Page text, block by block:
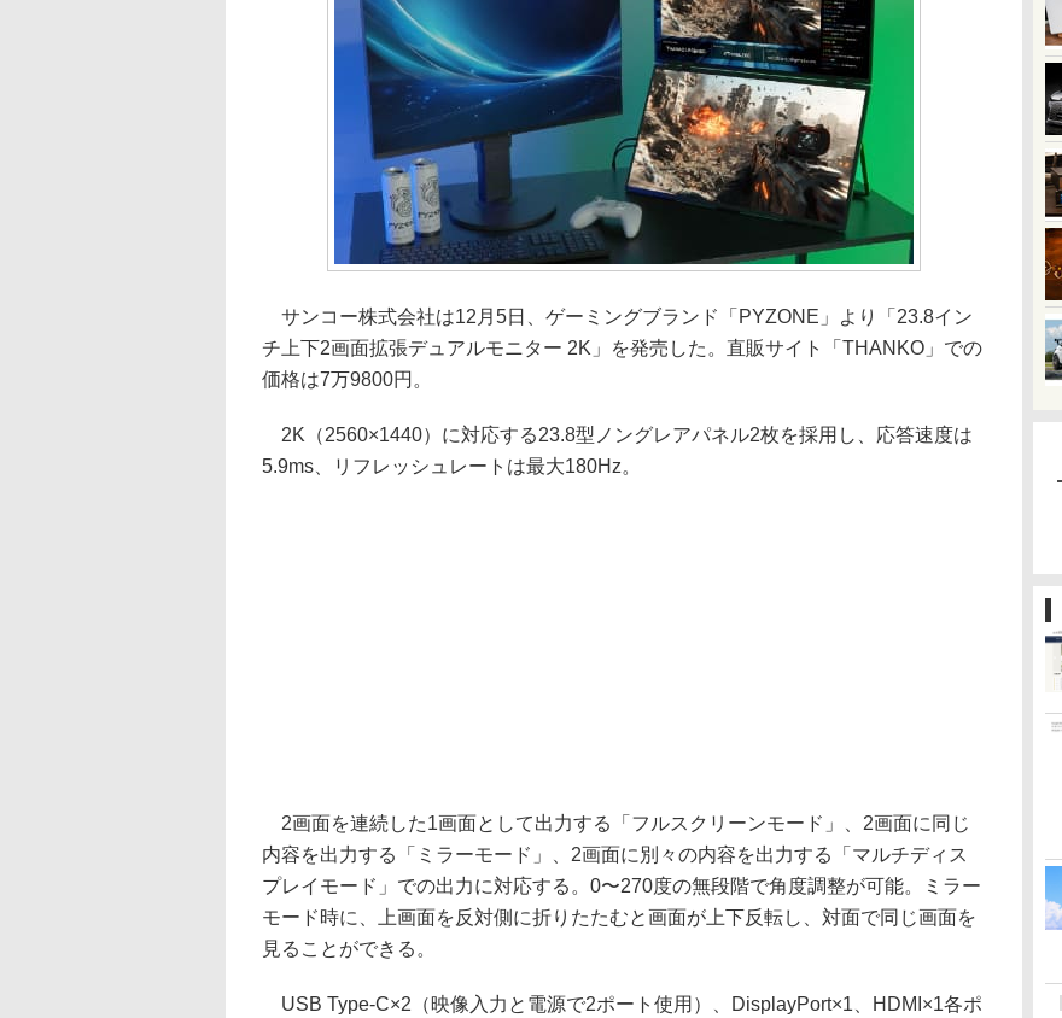
サンコー株式会社は12月5日、ゲーミングブランド「PYZONE」より「23.8イン
チ上下2画面拡張デュアルモニター 2K」を発売した。直販サイト「THANKO」での
価格は7万9800円。
2K（2560×1440）に対応する23.8型ノングレアパネル2枚を採用し、応答速度は
5.9ms、リフレッシュレートは最大180Hz。
2画面を連続した1画面として出力する「フルスクリーンモード」、2画面に同じ
内容を出力する「ミラーモード」、2画面に別々の内容を出力する「マルチディス
プレイモード」での出力に対応する。0〜270度の無段階で角度調整が可能。ミラー
モード時に、上画面を反対側に折りたたむと画面が上下反転し、対面で同じ画面を
見ることができる。
USB Type-C×2（映像入力と電源で2ポート使用）、DisplayPort×1、HDMI×1各ポ